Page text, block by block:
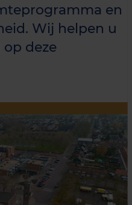
en
Wij helpen u
deze